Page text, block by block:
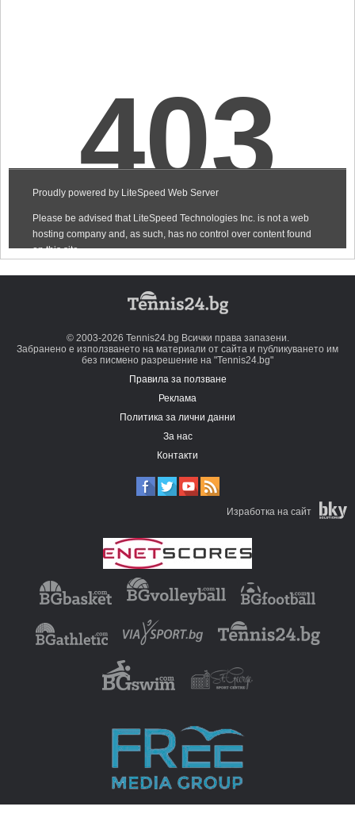
© 2003-2026 Tennis24.bg Всички права запазени.
Забранено е използването на материали от сайта и публикуването им
без писмено разрешение на "Tennis24.bg"
Правила за ползване
Реклама
Политика за лични данни
За нас
Контакти
Изработка на сайт